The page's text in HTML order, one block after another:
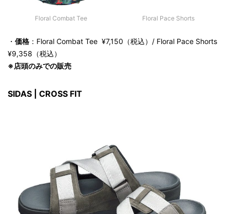
Floral Combat Tee Floral Pace Shorts
・ 価格 ：Floral Combat Tee ¥7,150（税込）/ Floral Pace Shorts
¥9,358（税込）
※店頭のみでの販売
SIDAS | CROSS FIT